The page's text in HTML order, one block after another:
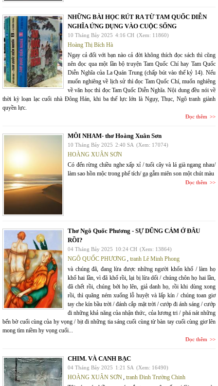
NHỮNG BÀI HỌC RÚT RA TỪ TAM QUỐC DIỄN
NGHĨA ỨNG DỤNG VÀO CUỘC SỐNG
10 Tháng Bảy 2025 4:16 CH (Xem: 11860)
Hoàng Thị Bích Hà
Ngay cả đối với bạn nào cả đời không thích đọc sách thì cũng
nên đọc qua một lần bộ truyện Tam Quốc Chí hay Tam Quốc
Diễn Nghĩa của La Quán Trung (chấp bút vào thế kỷ 14). Nếu
muốn nghiêng về lịch sử thì đọc Tam Quốc Chí, muốn nghiêng
về văn học thì đọc Tam Quốc Diễn Nghĩa. Nội dung đều nói về
thời kỳ loạn lạc cuối nhà Đông Hán, khi ba thế lực lớn là Ngụy, Thục, Ngô tranh giành
quyền lực.
Đọc thêm
MÔI NHAM- thơ Hoàng Xuân Sơn
10 Tháng Bảy 2025 2:40 SA (Xem: 17074)
HOÀNG XUÂN SƠN
Có đến rừng chiều nghe xấp xỉ / tuổi cây và lá già ngang nhau/
làm sao hồn mộc trong phế tích/ gạ gẫm miên son một chút màu
Đọc thêm
Thơ Ngô Quốc Phương - SỰ DŨNG CẢM Ở ĐÂU
RỒI?
04 Tháng Bảy 2025 10:24 CH (Xem: 13864)
NGÔ QUỐC PHƯƠNG tranh Lê Minh Phong
và chúng đã, đang lừa được những người khốn khổ / làm họ
khổ hai lần, vì đã khổ rồi, lại bị lừa dối / chúng chôn họ hai lần,
đã chết rồi, chúng bới họ lên, giả danh họ, rồi khi dùng xong
rồi, thì quăng ném xuống lỗ huyệt và lấp kín / chúng toan giơ
tay che kín bầu trời / đánh cắp mặt trời / cướp đi ánh sáng / cướp
đi những khả năng của nhận thức, của lương tri / phá nát những
bến bờ cuối cùng của hy vọng / bịt đi những tia sáng cuối cùng từ bàn tay cuối cùng giơ lên
mong tìm niềm hy vọng cuối...
Đọc thêm
CHIM. VÀ CANH BẠC
04 Tháng Bảy 2025 1:21 SA (Xem: 16490)
HOÀNG XUÂN SƠN tranh Đinh Trường Chinh